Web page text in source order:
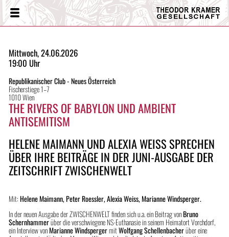
Theodor
Kramer
Menü
Mittwoch, 24.06.2026
19:00 Uhr
Republikanischer Club - Neues Österreich
Fischerstiege 1–7
1010 Wien
THE RIVERS OF BABYLON UND AMBIENT
ANTISEMITISM
HELENE MAIMANN UND ALEXIA WEISS SPRECHEN
ÜBER IHRE BEITRÄGE IN DER JUNI-AUSGABE DER
ZEITSCHRIFT ZWISCHENWELT
Mit:Helene Maimann, Peter Roessler, Alexia Weiss, Marianne Windsperger.
In der neuen Ausgabe der ZWISCHENWELT finden sich u.a. ein Beitrag vonBruno
Schernhammerüber die verschwiegene NS-Euthanasie in seinem Heimatort Vorchdorf,
ein Interview vonMarianne WindspergermitWolfgang Schellenbacherüber eine